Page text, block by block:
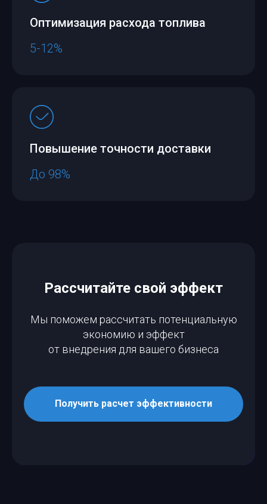
Оптимизация расхода топлива
5-12%
Повышение точности доставки
До 98%
Рассчитайте свой эффект
Мы поможем рассчитать потенциальную
экономию и эффект
от внедрения для вашего бизнеса
Получить расчет эффективности